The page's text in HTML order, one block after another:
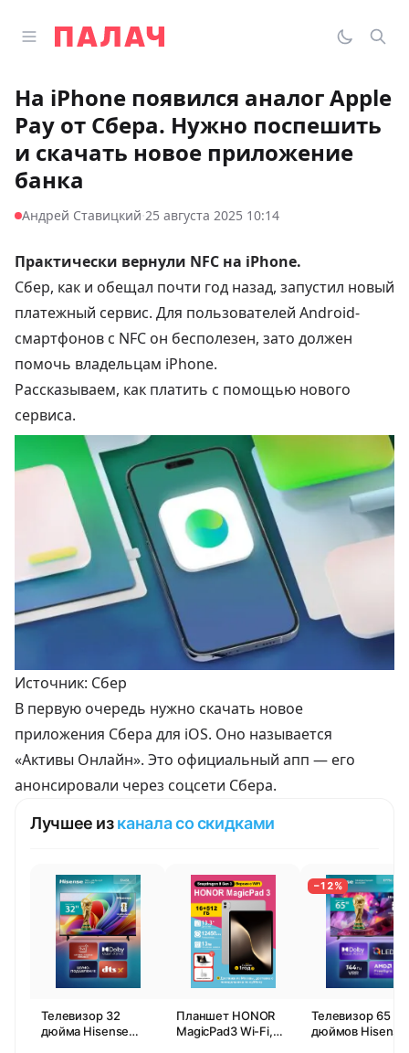
Открыть главное меню
Палач
На iPhone появился аналог Apple
Pay от Сбера. Нужно поспешить
и скачать новое приложение
банка
Андрей Ставицкий·25 августа 2025 10:14
Практически вернули NFC на iPhone.
Сбер, как и обещал почти год назад, запустил новый
платежный сервис. Для пользователей Android-
смартфонов с NFC он бесполезен, зато должен
помочь владельцам iPhone.
Рассказываем, как платить с помощью нового
сервиса.
Источник: Сбер
В первую очередь нужно скачать новое
приложения Сбера для iOS. Оно называется
«Активы Онлайн». Это официальный апп — его
анонсировали через соцсети Сбера.
Лучшее изканала со скидками
Телевизор 32
дюйма Hisense
Планшет HONOR
MagicPad3 Wi-Fi,
−12%
Телевизор 65
дюймов Hisense